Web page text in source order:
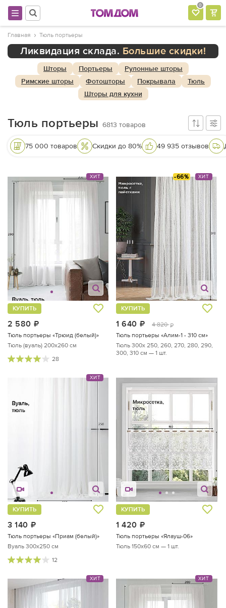
0
Главная Тюль портьеры
Ликвидация склада. Большие скидки!
Шторы Портьеры
Рулонные шторы
Римские шторы
Фотошторы Покрывала
Тюль
Шторы для кухни
Тюль портьеры 6813 товаров
75 000 товаров Скидки до 80% 49 935 отзывов
ХИТ
2 580
КУПИТЬ
Тюль портьеры «Трюид (белый)»
Тюль (вуаль) 200х260 см
28
-66% ХИТ
1 640 руб.
4 820 руб.
КУПИТЬ
Тюль портьеры «Алим-1 - 310 см»
Тюль 300х 250, 260, 270, 280, 290,
300, 310 см — 1 шт.
ХИТ
3 140
КУПИТЬ
Тюль портьеры «Приам (белый)»
Вуаль 300х250 см
12
1 420
КУПИТЬ
Тюль портьеры «Ялауш-06»
Тюль 150х60 см — 1 шт.
ХИТ ХИТ